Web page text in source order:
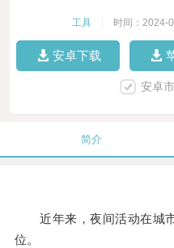
工具 时间：2024-
安卓下载
安卓
简介
近年来，夜间活动在城市
位。